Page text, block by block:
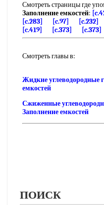
Смотреть страницы где
Заполнение емкостей:
[c.283]
[c.97] [c.232]
[c.419]
[c.373] [c.373]
Смотреть главы в:
Жидкие углеводородные
емкостей
Сжиженные
Заполнение емкостей
ПОИСК